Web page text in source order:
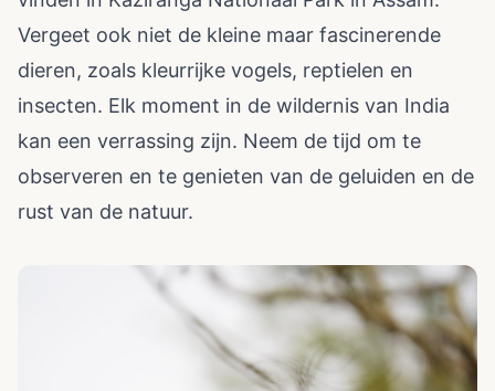
Vergeet ook niet de kleine maar fascinerende
dieren, zoals kleurrijke vogels, reptielen en
insecten. Elk moment in de wildernis van India
kan een verrassing zijn. Neem de tijd om te
observeren en te genieten van de geluiden en de
rust van de natuur.